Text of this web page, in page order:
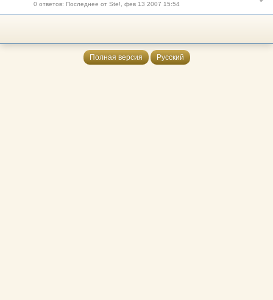
0 ответов: Последнее от Ste!, фев 13 2007 15:54
Полная версия Русский